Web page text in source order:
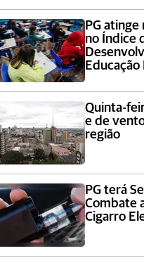
PG atinge
no Índice
Educação
Quinta-
e de
região
PG terá
Combate
Cigarro